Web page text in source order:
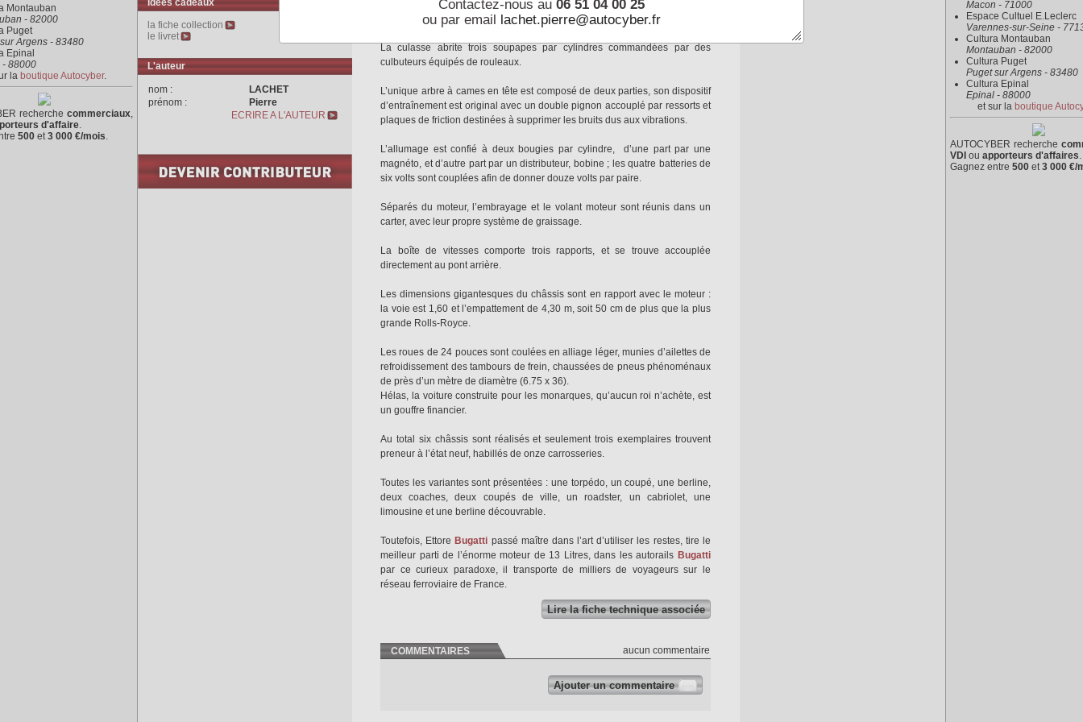
Idées cadeaux
la fiche collection
le livret
L'auteur
nom :
LACHET
prénom :
Pierre
ECRIRE A L'AUTEUR
du carter au réservoir, l’autre prend l’huile dans le réservoir et l’amène aux
neuf paliers du vilebrequin.
La culasse abrite trois soupapes par cylindres commandées par des
culbuteurs équipés de rouleaux.
L’unique arbre à cames en tête est composé de deux parties, son dispositif
d’entraînement est original avec un double pignon accouplé par ressorts et
plaques de friction destinées à supprimer les bruits dus aux vibrations.
L’allumage est confié à deux bougies par cylindre, d’une part par une
magnéto, et d’autre part par un distributeur, bobine ; les quatre batteries de
six volts sont couplées afin de donner douze volts par paire.
Séparés du moteur, l’embrayage et le volant moteur sont réunis dans un
carter, avec leur propre système de graissage.
La boîte de vitesses comporte trois rapports, et se trouve accouplée
directement au pont arrière.
Les dimensions gigantesques du châssis sont en rapport avec le moteur :
la voie est 1,60 et l’empattement de 4,30 m, soit 50 cm de plus que la plus
grande Rolls-Royce.
Les roues de 24 pouces sont coulées en alliage léger, munies d’ailettes de
refroidissement des tambours de frein, chaussées de pneus phénoménaux
de près d’un mètre de diamètre (6.75 x 36).
Hélas, la voiture construite pour les monarques, qu’aucun roi n’achète, est
un gouffre financier.
Au total six châssis sont réalisés et seulement trois exemplaires trouvent
preneur à l’état neuf, habillés de onze carrosseries.
Toutes les variantes sont présentées : une torpédo, un coupé, une berline,
deux coaches, deux coupés de ville, un roadster, un cabriolet, une
limousine et une berline découvrable.
Toutefois, Ettore Bugatti passé maître dans l’art d’utiliser les restes, tire le
meilleur parti de l’énorme moteur de 13 Litres, dans les autorails Bugatti
par ce curieux paradoxe, il transporte de milliers de voyageurs sur le
réseau ferroviaire de France.
Lire la fiche technique associée
COMMENTAIRES aucun commentaire
Ajouter un commentaire
Montauban
- 82000
Puget
Argens - 83480
Epinal
- 88000
la boutique Autocyber.
recherche commerciaux,
d'affaire.
500 et3 000 €/mois.
Macon - 71000
Espace Cultuel E.Leclerc
Varennes-sur-Seine -
Cultura Montauban
Montauban - 82000
Cultura Puget
Puget sur Argens - 83480
Cultura Epinal
Epinal - 88000
et sur la boutique
AUTOCYBER recherche
VDI ou apporteurs d'affaires.
Gagnez entre 500 et3 000 €/
Contactez-nous au 06 51 04 00 25
ou par email lachet.pierre@autocyber.fr